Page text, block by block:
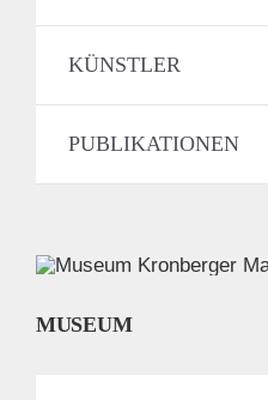
KÜNSTLER
PUBLIKATIONEN
MUSEUM